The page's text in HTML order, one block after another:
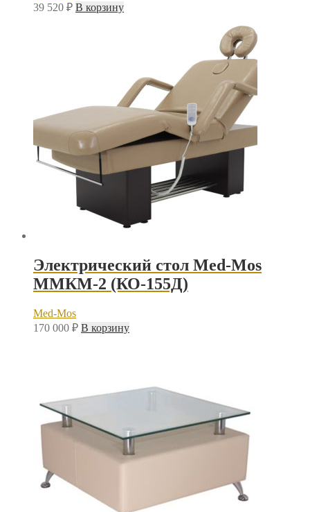
39 520 ₽ В корзину
Электрический стол Med-Mos
ММКМ-2 (КО-155Д)
Med-Mos
170 000 ₽ В корзину